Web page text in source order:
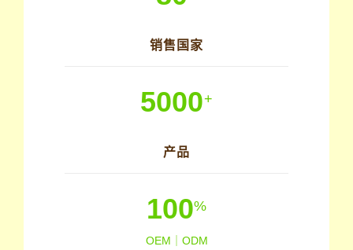
销售国家
5000+
产品
100%
OEM｜ODM